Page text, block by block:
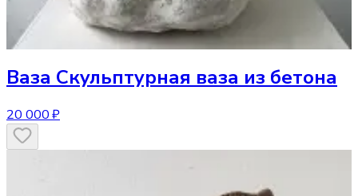
Ваза Скульптурная ваза из бетона
20 000 ₽